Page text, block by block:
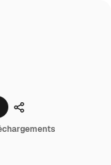
Partager